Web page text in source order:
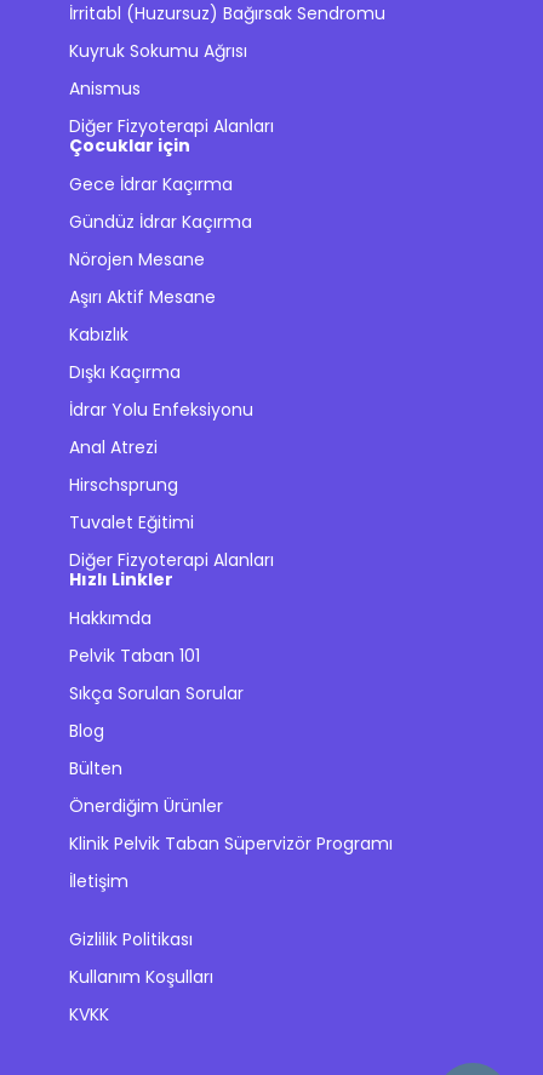
İrritabl (Huzursuz) Bağırsak Sendromu
Kuyruk Sokumu Ağrısı
Anismus
Diğer Fizyoterapi Alanları
Çocuklar için
Gece İdrar Kaçırma
Gündüz İdrar Kaçırma
Nörojen Mesane
Aşırı Aktif Mesane
Kabızlık
Dışkı Kaçırma
İdrar Yolu Enfeksiyonu
Anal Atrezi
Hirschsprung
Tuvalet Eğitimi
Diğer Fizyoterapi Alanları
Hızlı Linkler
Hakkımda
Pelvik Taban 101
Sıkça Sorulan Sorular
Blog
Bülten
Önerdiğim Ürünler
Klinik Pelvik Taban Süpervizör Programı
İletişim
Gizlilik Politikası
Kullanım Koşulları
KVKK